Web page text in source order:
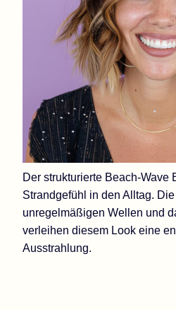
Der strukturierte Beach-Wave
Strandgefühl in den Alltag.
unregelmäßigen Wellen und
verleihen diesem Look eine
Ausstrahlung.